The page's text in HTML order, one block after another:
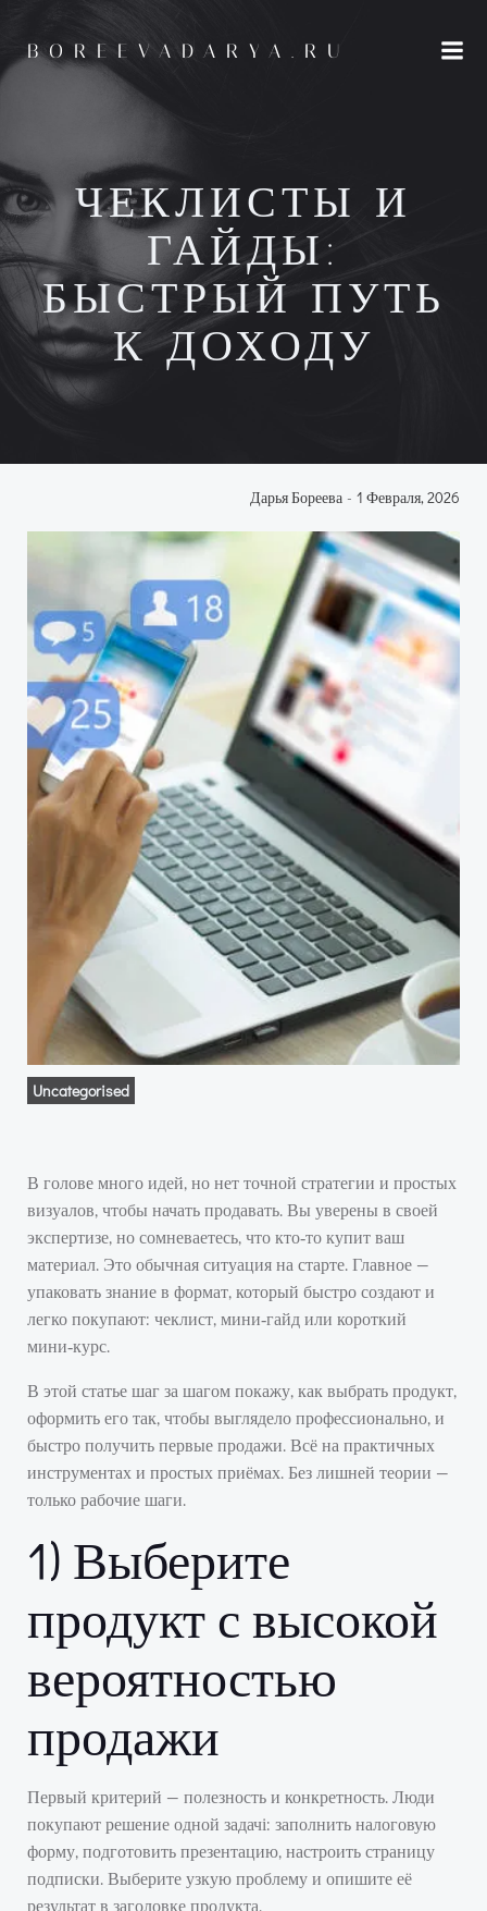
содержимому
BOREEVADARYA.RU
ЧЕКЛИСТЫ И
ГАЙДЫ:
БЫСТРЫЙ ПУТЬ
К ДОХОДУ
Дарья Бореева - 1 Февраля, 2026
Uncategorised
В голове много идей, но нет точной стратегии и простых
визуалов, чтобы начать продавать. Вы уверены в своей
экспертизе, но сомневаетесь, что кто‑то купит ваш
материал. Это обычная ситуация на старте. Главное —
упаковать знание в формат, который быстро создают и
легко покупают: чеклист, мини‑гайд или короткий
мини‑курс.
В этой статье шаг за шагом покажу, как выбрать продукт,
оформить его так, чтобы выглядело профессионально, и
быстро получить первые продажи. Всё на практичных
инструментах и простых приёмах. Без лишней теории —
только рабочие шаги.
1) Выберите
продукт с высокой
вероятностью
продажи
Первый критерий — полезность и конкретность. Люди
покупают решение одной задачі: заполнить налоговую
форму, подготовить презентацию, настроить страницу
подписки. Выберите узкую проблему и опишите её
результат в заголовке продукта.